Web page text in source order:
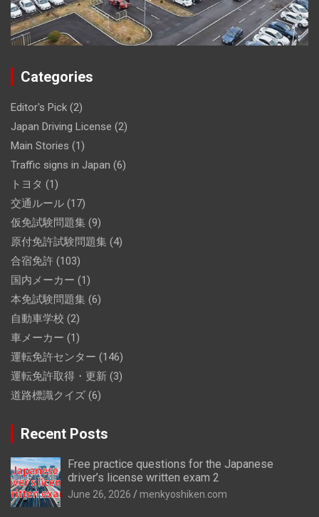
Categories
Editor's Pick (2)
Japan Driving License (2)
Main Stories (1)
Traffic signs in Japan (6)
トヨタ (1)
交通ルール (17)
仮免試験問題集 (9)
原付免許試験問題集 (4)
合宿免許 (103)
国内メーカー (1)
本免試験問題集 (6)
自動車学校 (2)
車メーカー (1)
運転免許センター (146)
運転免許取得・更新 (3)
道路標識クイズ (6)
Recent Posts
Free practice questions for the Japanese
driver’s license written exam 2
June 26, 2026 menkyoshiken.com